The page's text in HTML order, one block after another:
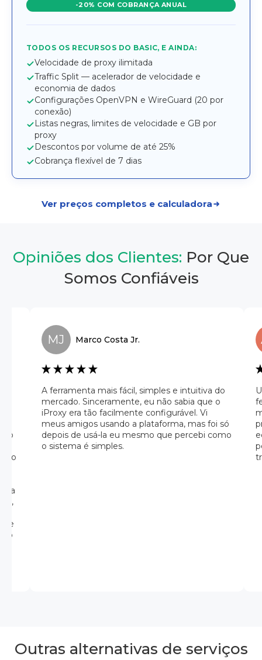
-20% COM COBRANÇA ANUAL
TODOS OS RECURSOS DO BASIC, E AINDA:
Velocidade de proxy ilimitada
Traffic Split — acelerador de velocidade e
economia de dados
Configurações OpenVPN e WireGuard (20 por
conexão)
Listas negras, limites de velocidade e GB por
proxy
Descontos por volume de até 25%
Cobrança flexível de 7 dias
Ver preços completos e calculadora
Opiniões dos Clientes: Por Que
Somos Confiáveis
do
a
MJ Marco Costa Jr.
A ferramenta mais fácil, simples e intuitiva do
mercado. Sinceramente, eu não sabia que o
iProxy era tão facilmente configurável. Vi
meus amigos usando a plataforma, mas foi só
depois de usá-la eu mesmo que percebi como
o sistema é simples.
Outras alternativas de serviços